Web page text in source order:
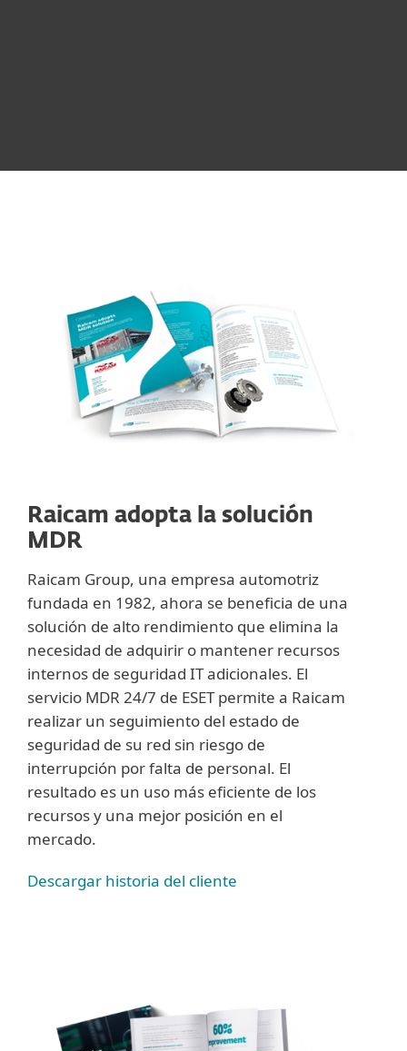
Raicam adopta la solución
MDR
Raicam Group, una empresa automotriz
fundada en 1982, ahora se beneficia de una
solución de alto rendimiento que elimina la
necesidad de adquirir o mantener recursos
internos de seguridad IT adicionales. El
servicio MDR 24/7 de ESET permite a Raicam
realizar un seguimiento del estado de
seguridad de su red sin riesgo de
interrupción por falta de personal. El
resultado es un uso más eficiente de los
recursos y una mejor posición en el
mercado.
Descargar historia del cliente